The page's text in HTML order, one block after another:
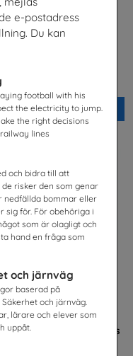
e-postadress
Du kan
football with his
the electricity to jump.
the right decisions
lines
och bidra till att
risker den som genar
nedfällda bommar eller
sig för. För obehöriga i
som är olagligt och
hand en fråga som
och järnväg
baserad på
och järnväg.
lärare och elever som
uppåt.
Beställ 0kr
Mer än en fluga -
om barns